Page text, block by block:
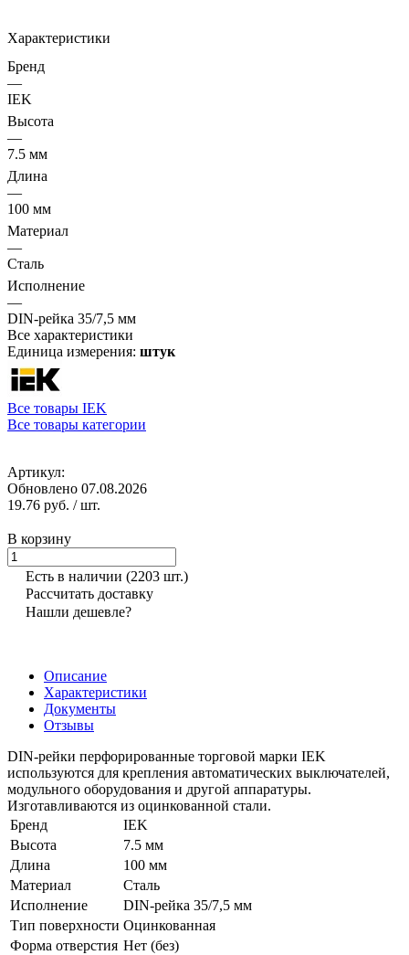
Характеристики
Бренд
—
IEK
Высота
—
7.5 мм
Длина
—
100 мм
Материал
—
Сталь
Исполнение
—
DIN-рейка 35/7,5 мм
Все характеристики
Единица измерения: штук
Все товары IEK
Все товары категории
Артикул:
Обновлено 07.08.2026
19.76 руб. / шт.
В корзину
Есть в наличии (2203 шт.)
Рассчитать доставку
Нашли дешевле?
Описание
Характеристики
Документы
Отзывы
DIN-рейки перфорированные торговой марки IEK
используются для крепления автоматических выключателей,
модульного оборудования и другой аппаратуры.
Изготавливаются из оцинкованной стали.
Бренд
IEK
Высота
7.5 мм
Длина
100 мм
Материал
Сталь
Исполнение
DIN-рейка 35/7,5 мм
Тип поверхности Оцинкованная
Форма отверстия Нет (без)